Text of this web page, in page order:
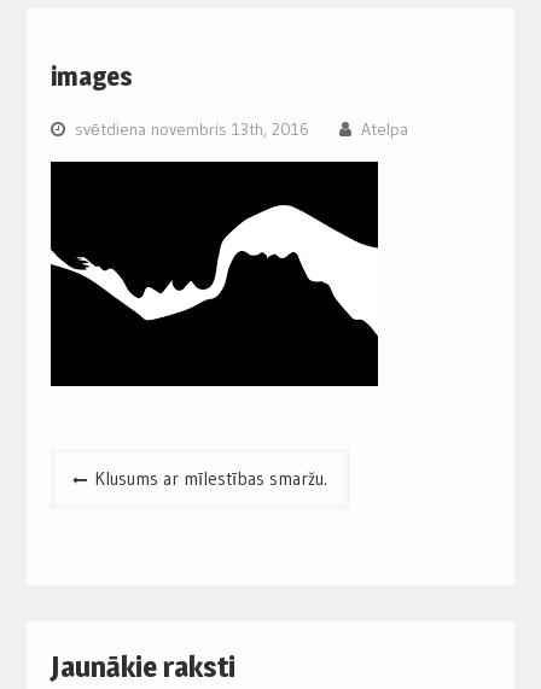
images
svētdiena novembris 13th, 2016 Atelpa
PostKlusums ar mīlestības smaržu.
Jaunākie raksti